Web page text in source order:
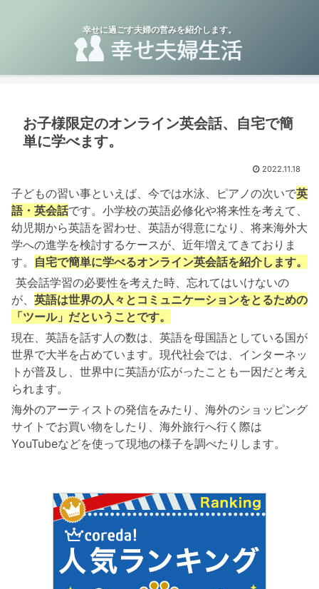
幸せに過ごす夫婦の営みを紹介します。
お子様限定のオンライン英会話、自宅で簡
単に学べます。
2022.11.18
子どもの習い事といえば、今では水泳、ピアノの次いで英
語・英会話です。小学校の英語必修化や将来性を考えて、
幼児期から英語を習わせ、英語が得意になり、将来海外大
学への進学を検討するケースが、近年増えてきておりま
す。 自宅で簡単に学べるオンライン英会話を紹介します。
英会話学習の必要性を考えた時、忘れてはいけないの
が、 英語は世界の人々とコミュニケーションをとるための
「ツール」だということです。
現在、英語を話す人の数は、英語を母国語としている国が
世界で大半を占めています。現代社会では、インターネッ
トが普及し、世界中に英語が広がったことも一因だと考え
られます。
海外のアーティストの発信をみたり、海外のショッピング
サイトでお買い物をしたり、海外旅行へ行く際は
YouTubeなどを使って現地の様子を調べたりします。